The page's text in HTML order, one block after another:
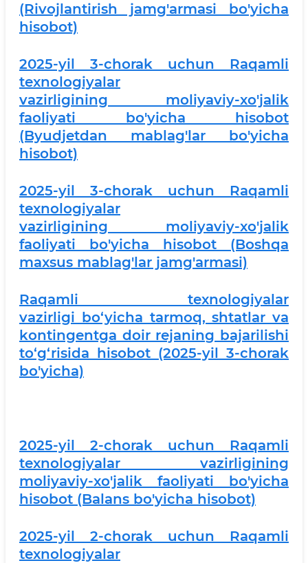
(Rivojlantirish jamg'armasi bo'yicha
hisobot)
2025-yil 3-chorak uchun Raqamli
texnologiyalar
vazirligining moliyaviy-xo'jalik
faoliyati bo'yicha hisobot
(Byudjetdan mablag'lar bo'yicha
hisobot)
2025-yil 3-chorak uchun Raqamli
texnologiyalar
vazirligining moliyaviy-xo'jalik
faoliyati bo'yicha hisobot (Boshqa
maxsus mablag'lar jamg'armasi)
Raqamli texnologiyalar
vazirligi bo‘yicha tarmoq, shtatlar va
kontingentga doir rejaning bajarilishi
to‘g‘risida hisobot (2025-yil 3-chorak
bo'yicha)
2025-yil 2-chorak uchun Raqamli
texnologiyalar vazirligining
moliyaviy-xo'jalik faoliyati bo'yicha
hisobot (Balans bo'yicha hisobot)
2025-yil 2-chorak uchun Raqamli
texnologiyalar